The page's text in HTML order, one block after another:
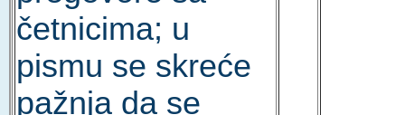
četnicima; u
pismu se skreće
pažnja da se